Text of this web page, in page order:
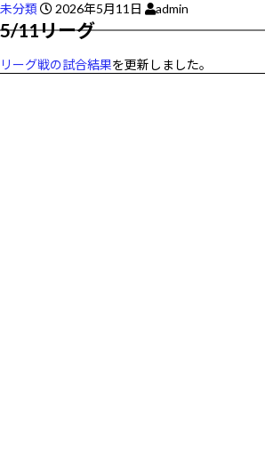
未分類 2026年5月11日 admin
5/11リーグ
リーグ戦の試合結果を更新しました。